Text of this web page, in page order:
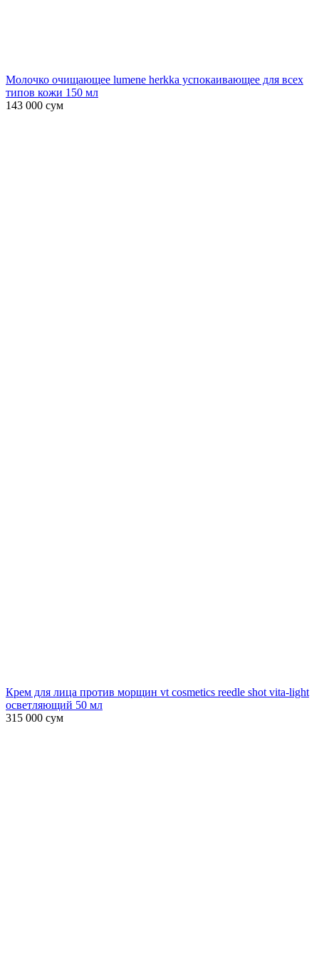
Молочко очищающее lumene herkka успокаивающее для всех
типов кожи 150 мл
143 000 сум
Крем для лица против морщин vt cosmetics reedle shot vita-light
осветляющий 50 мл
315 000 сум